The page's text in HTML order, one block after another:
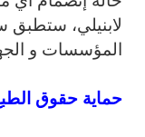
لابنيلي،
المؤسسات و
حماية حقوق